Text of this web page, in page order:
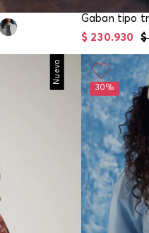
$
$ 230.930
Nuevo
30%